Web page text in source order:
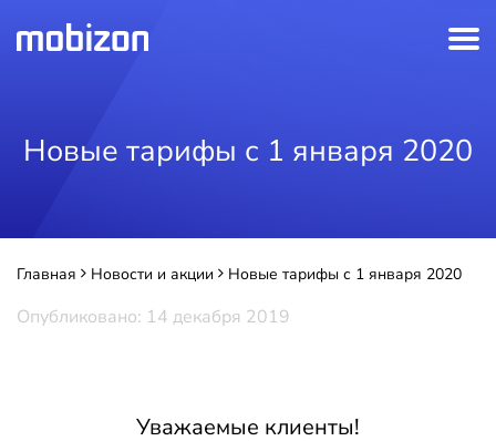
Главная Новости и акции Новые тарифы с 1 января 2020
Новые тарифы с 1 января 2020
Опубликовано: 14 декабря 2019
Уважаемые клиенты!